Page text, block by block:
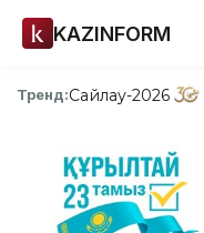
KAZINFORM
Тренд:Сайлау-2026